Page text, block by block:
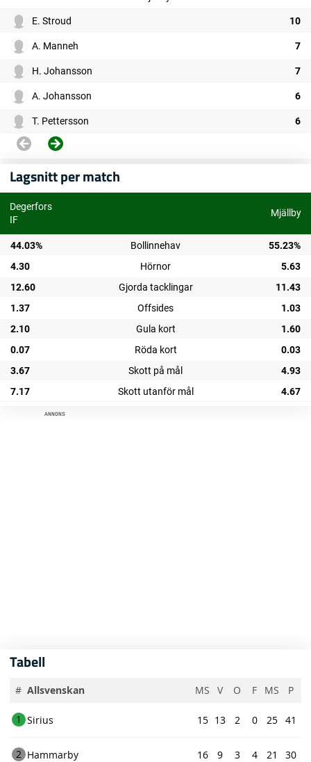
E. Stroud 10
A. Manneh 7
H. Johansson 7
A. Johansson 6
T. Pettersson 6
Lagsnitt per match
Degerfors
IF
Mjällby
44.03% Bollinnehav
55.23%
4.30
Hörnor
5.63
12.60
Gjorda tacklingar
11.43
1.37
Offsides
1.03
2.10
Gula kort
1.60
0.07
Röda kort
0.03
3.67
Skott på mål
4.93
7.17
Skott utanför mål 4.67
ANNONS
Tabell
# Allsvenskan MS V O F MS P
1 Sirius 15 13 2 0 25 41
2 Hammarby 16 9 3 4 21 30